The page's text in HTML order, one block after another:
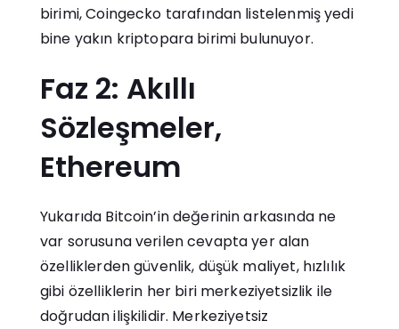
birimi, Coingecko tarafından listelenmiş yedi
bine yakın kriptopara birimi bulunuyor.
Faz 2: Akıllı
Sözleşmeler,
Ethereum
Yukarıda Bitcoin’in değerinin arkasında ne
var sorusuna verilen cevapta yer alan
özelliklerden güvenlik, düşük maliyet, hızlılık
gibi özelliklerin her biri merkeziyetsizlik ile
doğrudan ilişkilidir. Merkeziyetsiz